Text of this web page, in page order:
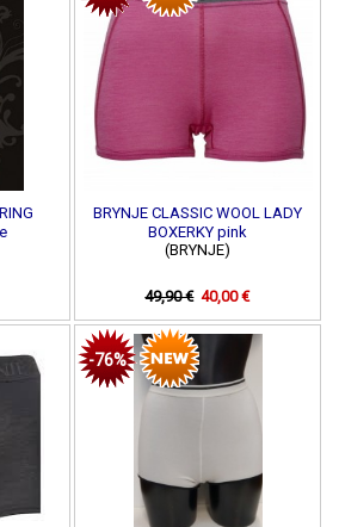
BRYNJE CLASSIC WOOL LADY
BOXERKY pink
(BRYNJE)
49,90 € 40,00 €
-76%